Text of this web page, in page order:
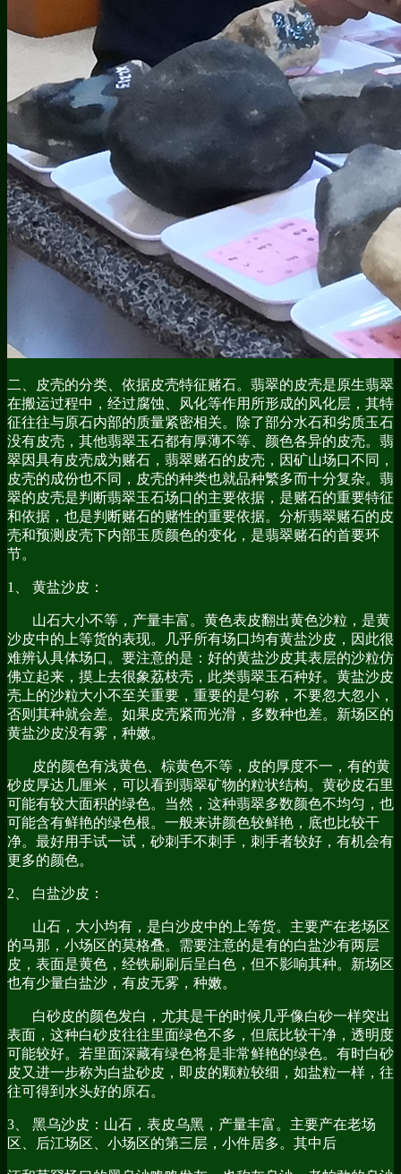
二、皮壳的分类、依据皮壳特征赌石。翡翠的皮壳是原生翡翠
在搬运过程中，经过腐蚀、风化等作用所形成的风化层，其特
征往往与原石内部的质量紧密相关。除了部分水石和劣质玉石
没有皮壳，其他翡翠玉石都有厚薄不等、颜色各异的皮壳。翡
翠因具有皮壳成为赌石，翡翠赌石的皮壳，因矿山场口不同，
皮壳的成份也不同，皮壳的种类也就品种繁多而十分复杂。翡
翠的皮壳是判断翡翠玉石场口的主要依据，是赌石的重要特征
和依据，也是判断赌石的赌性的重要依据。分析翡翠赌石的皮
壳和预测皮壳下内部玉质颜色的变化，是翡翠赌石的首要环
节。
1、 黄盐沙皮：
山石大小不等，产量丰富。黄色表皮翻出黄色沙粒，是黄
沙皮中的上等货的表现。几乎所有场口均有黄盐沙皮，因此很
难辨认具体场口。要注意的是：好的黄盐沙皮其表层的沙粒仿
佛立起来，摸上去很象荔枝壳，此类翡翠玉石种好。黄盐沙皮
壳上的沙粒大小不至关重要，重要的是匀称，不要忽大忽小，
否则其种就会差。如果皮壳紧而光滑，多数种也差。新场区的
黄盐沙皮没有雾，种嫩。
皮的颜色有浅黄色、棕黄色不等，皮的厚度不一，有的黄
砂皮厚达几厘米，可以看到翡翠矿物的粒状结构。黄砂皮石里
可能有较大面积的绿色。当然，这种翡翠多数颜色不均匀，也
可能含有鲜艳的绿色根。一般来讲颜色较鲜艳，底也比较干
净。最好用手试一试，砂刺手不刺手，刺手者较好，有机会有
更多的颜色。
2、 白盐沙皮：
山石，大小均有，是白沙皮中的上等货。主要产在老场区
的马那，小场区的莫格叠。需要注意的是有的白盐沙有两层
皮，表面是黄色，经铁刷刷后呈白色，但不影响其种。新场区
也有少量白盐沙，有皮无雾，种嫩。
白砂皮的颜色发白，尤其是干的时候几乎像白砂一样突出
表面，这种白砂皮往往里面绿色不多，但底比较干净，透明度
可能较好。若里面深藏有绿色将是非常鲜艳的绿色。有时白砂
皮又进一步称为白盐砂皮，即皮的颗粒较细，如盐粒一样，往
往可得到水头好的原石。
3、 黑乌沙皮：山石，表皮乌黑，产量丰富。主要产在老场
区、后江场区、小场区的第三层，小件居多。其中后